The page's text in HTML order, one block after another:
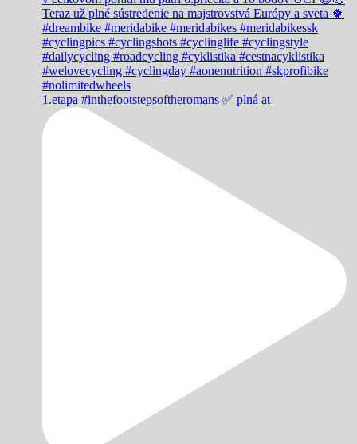
1.etapa #inthefootstepsoftheromans ✅️ plná at